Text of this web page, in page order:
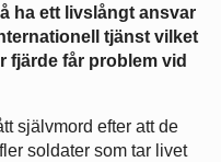
ha ett livslångt ansvar
tjänst vilket
fjärde får problem vid
självmord efter att de
soldater som tar livet